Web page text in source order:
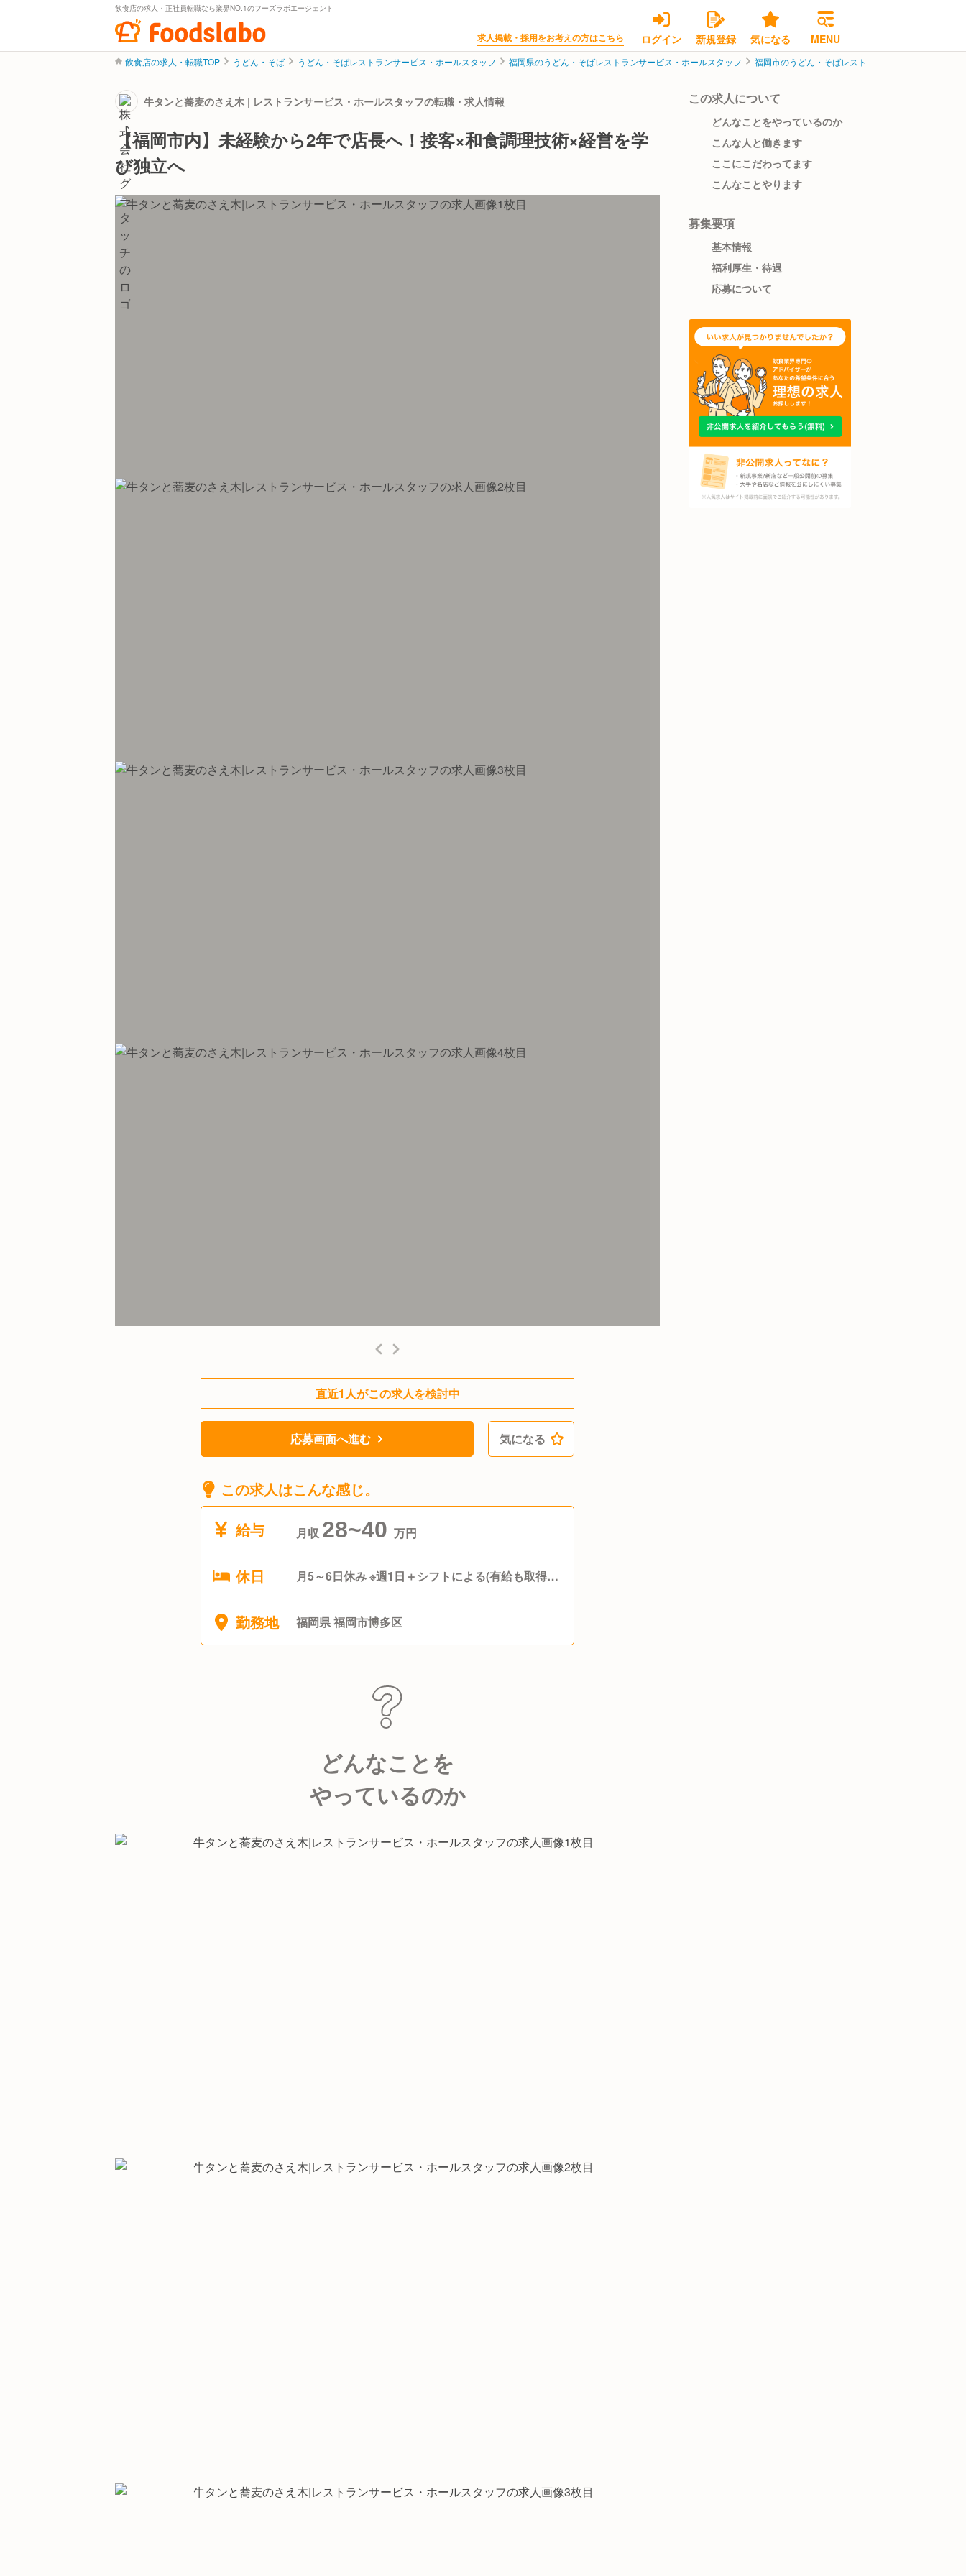
飲食店の求人・正社員転職なら業界NO.1のフーズラボエージェント
求人掲載・採用をお考えの方はこちら ログイン 新規登録 気になる MENU
飲食店の求人・転職TOP うどん・そば うどん・そばレストランサービス・ホールスタッフ 福岡県のうどん・そばレストランサービス・ホールスタッフ 福岡市のうどん・そばレストランサービス・ホールス
牛タンと蕎麦のさえ木 | レストランサービス・ホールスタッフの転職・求人情報
【福岡市内】未経験から2年で店長へ！接客×和食調理技術×経営を学
び独立へ
直近1人がこの求人を検討中
応募画面へ進む 気になる
この求人はこんな感じ。
給与
月収 28~40 万円
休日
月5～6日休み ※週1日＋シフトによる(有給も取得可)
勤務地 福岡県 福岡市博多区
どんなことを
やっているのか
この求人について
どんなことをやっているのか
こんな人と働きます
ここにこだわってます
こんなことやります
募集要項
基本情報
福利厚生・待遇
応募について